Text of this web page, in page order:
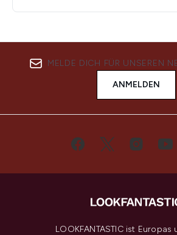
MELDE DICH FÜR UNSEREN
ANMELDEN
LOOKFANTASTIC ist Europas